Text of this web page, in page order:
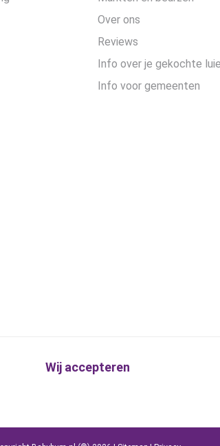
Over ons
Reviews
Info over je gekochte
Info voor gemeenten
Wij accepteren